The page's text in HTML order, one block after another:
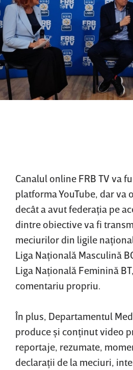
Canalul online FRB TV va
platforma YouTube, dar va
decât a avut federaţia pe
dintre obiective va fi
meciurilor din ligile
Liga Naţională Masculină
Liga Naţională Feminină
comentariu propriu.
În plus, Departamentul
produce şi conţinut video
reportaje, rezumate,
declaraţii de la meciuri,